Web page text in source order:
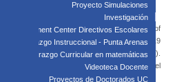
Proyecto Simulaciones
Investigación
Assessment Center Directivos Escolares
de Liderazgo Instruccional - Punta Arenas
Liderazgo Curricular en matemáticas
Videoteca Docente
Proyectos de Doctorados UC
Allan Walker(The Education University of
Education, Suiza). En la versión 2019
(College of William and Mary, Estados Unidos).
de la Universidad de Pensilvania), el